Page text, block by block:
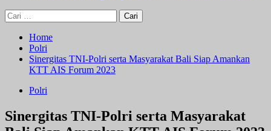
Cari
untuk:
Home
Polri
Sinergitas TNI-Polri serta Masyarakat Bali Siap Amankan
KTT AIS Forum 2023
Polri
Sinergitas TNI-Polri serta Masyarakat